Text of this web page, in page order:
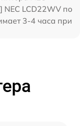
NEC LCD22WV по
3-4 часа при